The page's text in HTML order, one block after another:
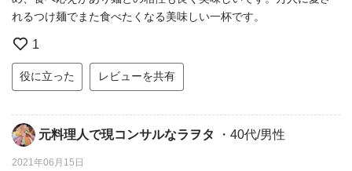
れるつけ麺でまた食べたくなる美味しい一杯です。
1
役に立った レビューを共有
元料理人で現コンサルなラヲタ ・40代/男性
2021年06月15日